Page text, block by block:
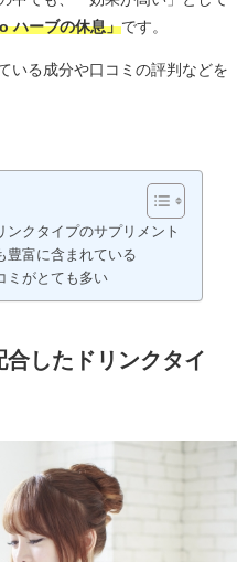
ハーブの休息」です。
いる成分や口コミの評判などを
ンクタイプのサプリメント
豊富に含まれている
ミがとても多い
したドリンクタイ